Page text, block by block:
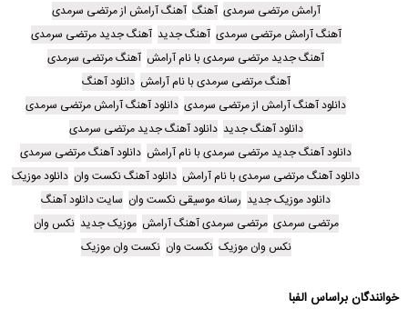
آرامش مرتضی سرمدی آهنگ آهنگ آرامش از مرتضی سرمدی
آهنگ آرامش مرتضی سرمدی آهنگ جدید آهنگ جدید مرتضی سرمدی
آهنگ جدید مرتضی سرمدی با نام آرامش آهنگ مرتضی سرمدی
آهنگ مرتضی سرمدی با نام آرامش دانلود آهنگ
دانلود آهنگ آرامش از مرتضی سرمدی دانلود آهنگ آرامش مرتضی سرمدی
دانلود آهنگ جدید دانلود آهنگ جدید مرتضی سرمدی
دانلود آهنگ جدید مرتضی سرمدی با نام آرامش دانلود آهنگ مرتضی سرمدی
دانلود آهنگ مرتضی سرمدی با نام آرامش دانلود آهنگ نکست وان دانلود موزیک
دانلود موزیک جدید رسانه موسیقی نکست وان سایت دانلود آهنگ
مرتضی سرمدی مرتضی سرمدی آهنگ آرامش موزیک جدید نکس وان
نکس وان موزیک نکست وان نکست وان موزیک
خوانندگان براساس الفبا